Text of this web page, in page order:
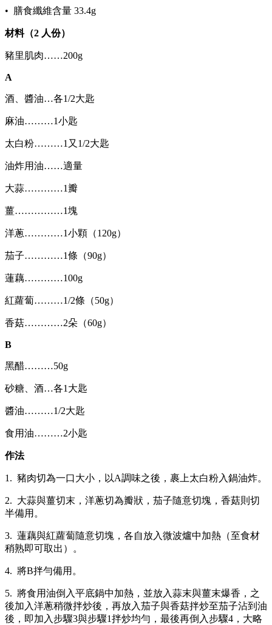
• 膳食纖維含量 33.4g
材料（2 人份）
豬里肌肉……200g
A
酒、醬油…各1/2大匙
麻油………1小匙
太白粉………1又1/2大匙
油炸用油……適量
大蒜…………1瓣
薑……………1塊
洋蔥…………1小顆（120g）
茄子…………1條（90g）
蓮藕…………100g
紅蘿蔔………1/2條（50g）
香菇…………2朵（60g）
B
黑醋………50g
砂糖、酒…各1大匙
醬油………1/2大匙
食用油………2小匙
作法
1. 豬肉切為一口大小，以A調味之後，裹上太白粉入鍋油炸。
2. 大蒜與薑切末，洋蔥切為瓣狀，茄子隨意切塊，香菇則切
半備用。
3. 蓮藕與紅蘿蔔隨意切塊，各自放入微波爐中加熱（至食材
稍熟即可取出）。
4. 將B拌勻備用。
5. 將食用油倒入平底鍋中加熱，並放入蒜末與薑末爆香，之
後加入洋蔥稍微拌炒後，再放入茄子與香菇拌炒至茄子沾到油
後，即加入步驟3與步驟1拌炒均勻，最後再倒入步驟4，大略